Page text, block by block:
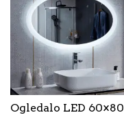
Ogledalo LED 60×80